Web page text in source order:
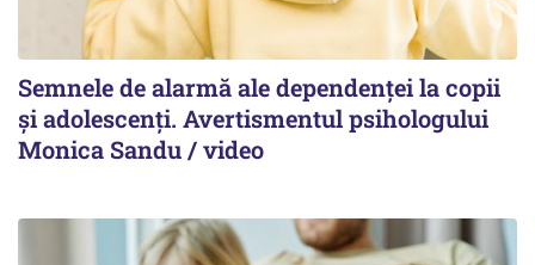
Semnele de alarmă ale dependenței la copii
și adolescenți. Avertismentul psihologului
Monica Sandu / video